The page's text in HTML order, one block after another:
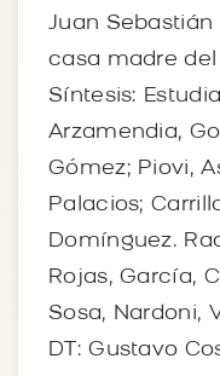
Juan
casa madre
Síntesis:
Arzamendia,
Gómez; Piovi,
Palacios;
Domínguez.
Rojas, García,
Sosa, Nardoni,
DT: Gustavo